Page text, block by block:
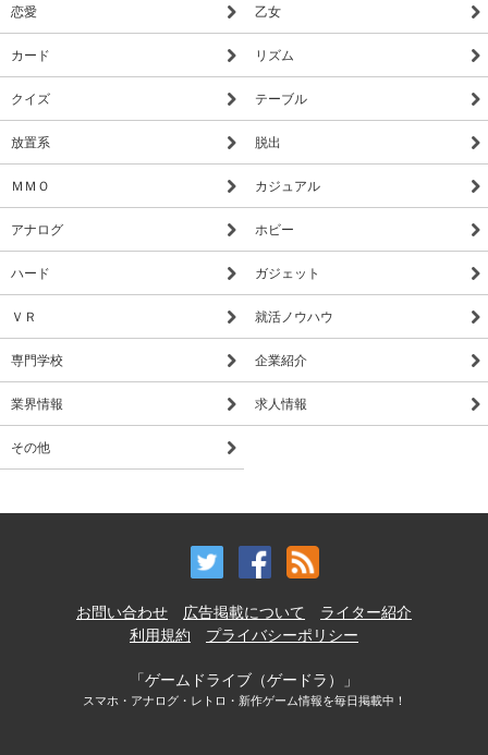
恋愛 乙女
カード リズム
クイズ テーブル
放置系 脱出
ＭＭＯ カジュアル
アナログ ホビー
ハード ガジェット
ＶＲ 就活ノウハウ
専門学校 企業紹介
業界情報 求人情報
その他
お問い合わせ 広告掲載について
ライター紹介
利用規約
プライバシーポリシー
「ゲームドライブ（ゲードラ）」
スマホ・アナログ・レトロ・新作ゲーム情報を毎日掲載中！